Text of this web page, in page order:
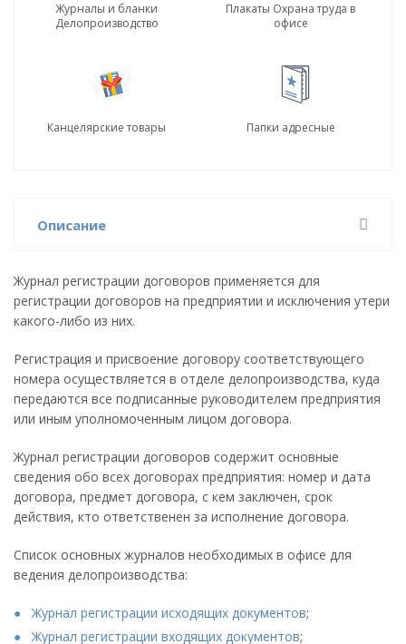
Журналы и бланки
Делопроизводство
Плакаты Охрана труда в
офисе
Канцелярские товары Папки адресные
Описание
Журнал регистрации договоров применяется для
регистрации договоров на предприятии и исключения утери
какого-либо из них.
Регистрация и присвоение договору соответствующего
номера осуществляется в отделе делопроизводства, куда
передаются все подписанные руководителем предприятия
или иным уполномоченным лицом договора.
Журнал регистрации договоров содержит основные
сведения обо всех договорах предприятия: номер и дата
договора, предмет договора, с кем заключен, срок
действия, кто ответственен за исполнение договора.
Список основных журналов необходимых в офисе для
ведения делопроизводства:
Журнал регистрации исходящих документов;
Журнал регистрации входящих документов;